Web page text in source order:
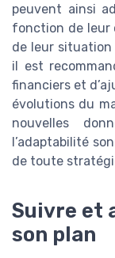
peuvent ainsi
fonction de leur
de leur situation
il est
financiers et
évolutions du
nouvelles
l’adaptabilité
de toute
Suivre et
son plan